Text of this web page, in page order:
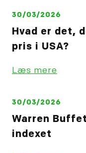
30/03/2026
Hvad er det,
pris i USA?
Læs mere
30/03/2026
Warren
indexet